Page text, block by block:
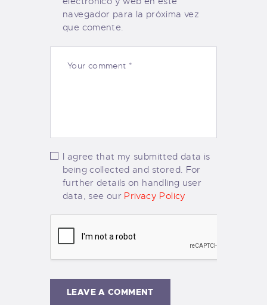
navegador para la próxima vez
que comente.
I agree that my submitted data is
being collected and stored. For
further details on handling user
data, see our Privacy Policy